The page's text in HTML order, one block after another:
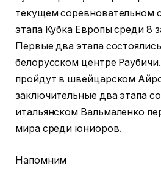
текущем соревновательном
этапа Кубка Европы среди 8
Первые два этапа
белорусском центре
пройдут в швейцарском
заключительные два этапа
итальянском Вальмаленко
мира среди юниоров.
Напомним